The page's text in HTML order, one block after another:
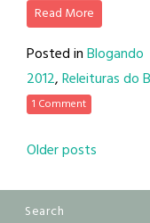
Read More
Posted inBlogando
2012,Releituras do
1 Comment
Posts
Older posts
Search